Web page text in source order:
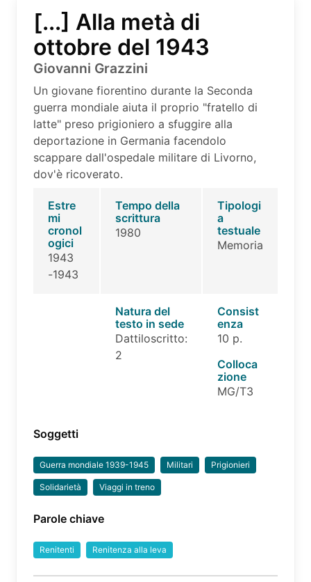
[...] Alla metà di
ottobre del 1943
Giovanni Grazzini
Un giovane fiorentino durante la Seconda
guerra mondiale aiuta il proprio "fratello di
latte" preso prigioniero a sfuggire alla
deportazione in Germania facendolo
scappare dall'ospedale militare di Livorno,
dov'è ricoverato.
Estre
mi
cronol
ogici
1943
-1943
Tempo della
scrittura
1980
Tipologi
a
testuale
Memoria
Natura del
testo in sede
Dattiloscritto:
2
Consist
enza
10 p.
Colloca
zione
MG/T3
Soggetti
Guerra mondiale 1939-1945 Militari Prigionieri
Solidarietà Viaggi in treno
Parole chiave
Renitenti Renitenza alla leva